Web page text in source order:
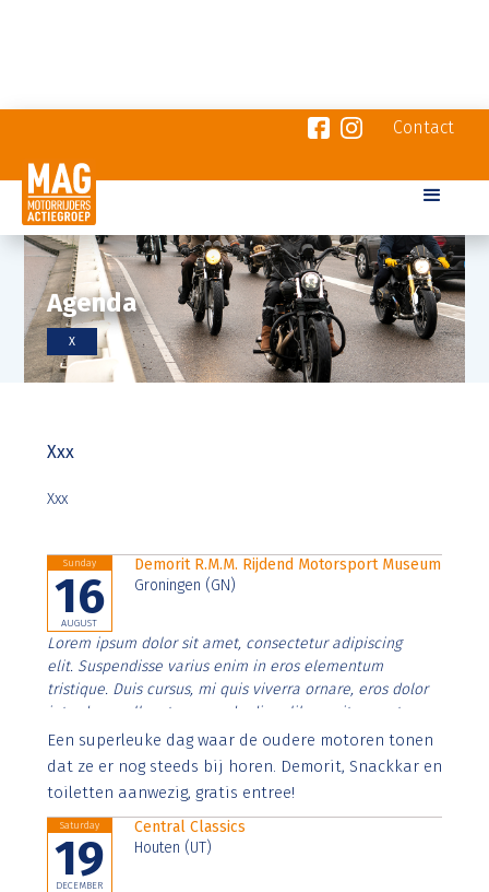
Contact
Agenda
X
Xxx
Xxx
Sunday
16
AUGUST
Demorit R.M.M. Rijdend Motorsport Museum
Groningen (GN)
Lorem ipsum dolor sit amet, consectetur adipiscing
elit. Suspendisse varius enim in eros elementum
tristique. Duis cursus, mi quis viverra ornare, eros dolor
interdum nulla, ut commodo diam libero vitae erat.
Aenean faucibus nibh et justo cursus id rutrum lorem
imperdiet. Nunc ut sem vitae risus tristique posuere.
Een superleuke dag waar de oudere motoren tonen
dat ze er nog steeds bij horen. Demorit, Snackkar en
toiletten aanwezig, gratis entree!
Saturday
19
DECEMBER
Central Classics
Houten (UT)